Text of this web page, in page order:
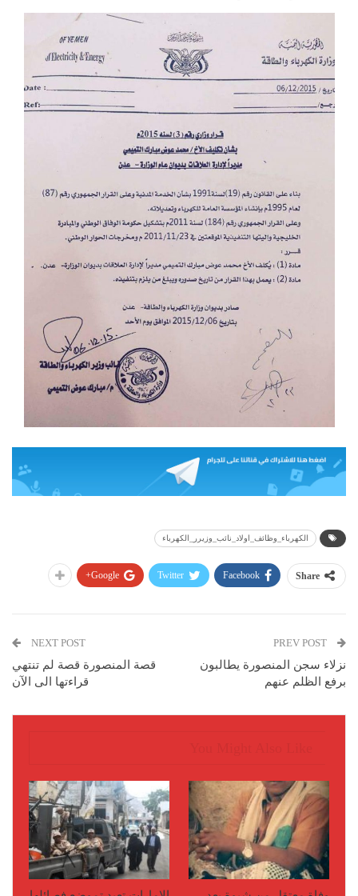
الكهرباء_وظائف_اولاد_نائب_وزيرر_الكهرباء
Share
Facebook
Twitter
Google+
نزلاء سجن المنصورة يطالبون
برفع الظلم عنهم
NEXT POST
قصة المنصورة قصة لم تنتهي
قراءتها الى الآن